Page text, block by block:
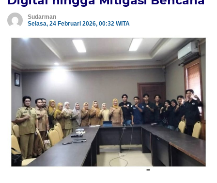
Sudarman
Selasa, 24 Februari 2026, 00:32 WITA